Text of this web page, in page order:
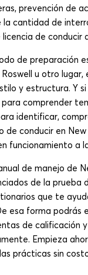
prevención de
la cantidad de
de conducir
de preparación
u otro
y estructura. Y
comprender
identificar,
de conducir en
funcionamiento a
de manejo de
de la
que te
esa forma
de calificación
Empieza
prácticas sin